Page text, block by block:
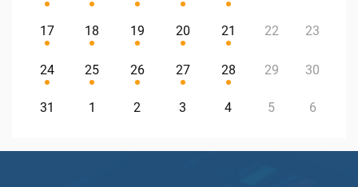
17 18 19 20 21 22 23
24 25 26 27 28 29 30
31 1 2 3 4 5 6